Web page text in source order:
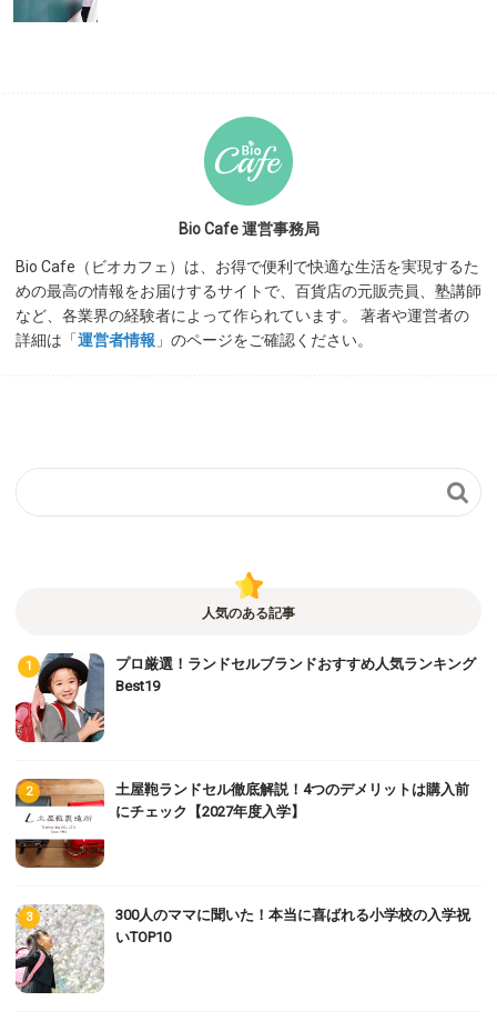
Bio Cafe 運営事務局
Bio Cafe（ビオカフェ）は、お得で便利で快適な生活を実現するた
めの最高の情報をお届けするサイトで、百貨店の元販売員、塾講師
など、各業界の経験者によって作られています。 著者や運営者の
詳細は「運営者情報 」のページをご確認ください。

人気のある記事
プロ厳選！ランドセルブランドおすすめ人気ランキング
Best19
土屋鞄ランドセル徹底解説！4つのデメリットは購入前
にチェック【2027年度入学】
300人のママに聞いた！本当に喜ばれる小学校の入学祝
いTOP10